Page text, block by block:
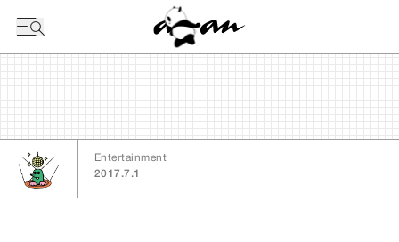
Entertainment
2017.7.1